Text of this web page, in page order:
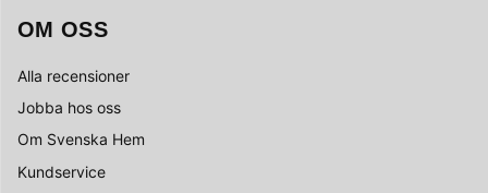
OM OSS
Alla recensioner
Jobba hos oss
Om Svenska Hem
Kundservice